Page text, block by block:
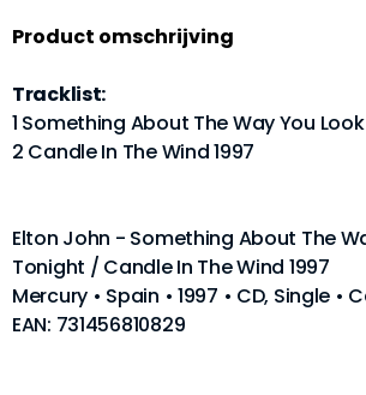
Product omschrijving
Tracklist:
1 Something About The Way You
2 Candle In The Wind 1997
Elton John - Something About The
Tonight / Candle In The Wind 1997
Mercury • Spain • 1997 • CD, Single •
EAN: 731456810829